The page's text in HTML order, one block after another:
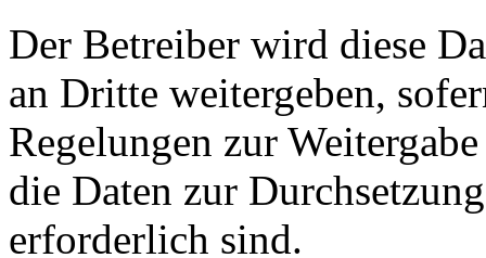
Der Betreiber wird diese
an Dritte weitergeben,
Regelungen zur
die Daten zur
erforderlich sind.